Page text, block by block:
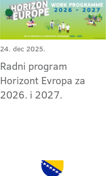
24. dec 2025.
Radni program
Horizont Evropa za
2026. i 2027.